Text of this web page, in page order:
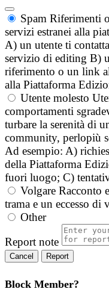
Spam Riferimenti
servizi estranei alla
A) un utente ti
servizio di editing B)
riferimento o un link
alla Piattaforma
Utente molesto
comportamenti
turbare la serenità di
community, perlopiù
Ad esempio: A)
della Piattaforma
fuori luogo; C)
Volgare Racconto
trama e un eccesso
Other
Report note
Report
Block Member?